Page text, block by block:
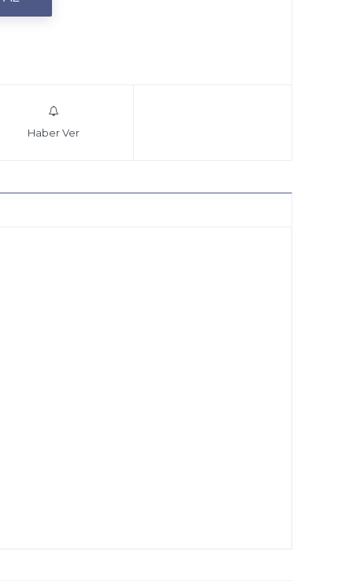
Haber Ver